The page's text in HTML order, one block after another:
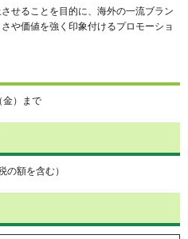
せることを目的に、海外の一流ブラン
や価値を強く印象付けるプロモーショ
）まで
額を含む）